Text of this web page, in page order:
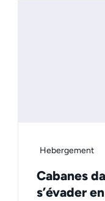
Hebergement
Cabanes
s’évader